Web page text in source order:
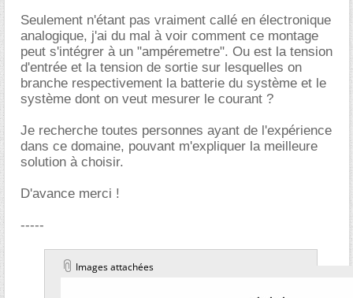
Seulement n'étant pas vraiment callé en électronique
analogique, j'ai du mal à voir comment ce montage
peut s'intégrer à un "ampéremetre". Ou est la tension
d'entrée et la tension de sortie sur lesquelles on
branche respectivement la batterie du système et le
système dont on veut mesurer le courant ?
Je recherche toutes personnes ayant de l'expérience
dans ce domaine, pouvant m'expliquer la meilleure
solution à choisir.
D'avance merci !
-----
Images attachées